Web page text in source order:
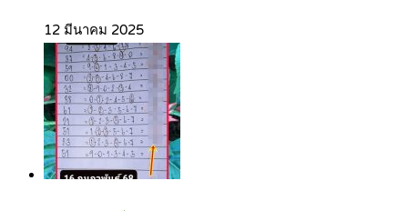
12 มีนาคม 2025